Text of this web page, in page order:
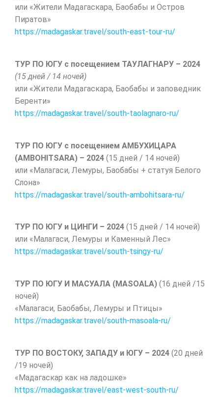
или «Жители Мадагаскара, Баобабы и Остров
Пиратов»
https://madagaskar.travel/south-east-tour-ru/
ТУР ПО ЮГУ с посещением ТАУЛАГНАРУ – 2024
(15 дней / 14 ночей)
или «Жители Мадагаскара, Баобабы и заповедник
Беренти»
https://madagaskar.travel/south-taolagnaro-ru/
ТУР ПО ЮГУ с посещением АМБУХИЦАРА
(AMBOHITSARA) – 2024 (15 дней / 14 ночей)
или «Малагаси, Лемуры, Баобабы + статуя Белого
Слона»
https://madagaskar.travel/south-ambohitsara-ru/
ТУР ПО ЮГУ и ЦИНГИ – 2024 (15 дней / 14 ночей)
или «Малагаси, Лемуры и Каменный Лес»
https://madagaskar.travel/south-tsingy-ru/
ТУР ПО ЮГУ И МАСУАЛА (MASOALA) (16 дней /15
ночей)
«Малагаси, Баобабы, Лемуры и Птицы»
https://madagaskar.travel/south-masoala-ru/
ТУР ПО ВОСТОКУ, ЗАПАДУ и ЮГУ – 2024 (20 дней
/19 ночей)
«Мадагаскар как на ладошке»
https://madagaskar.travel/east-west-south-ru/